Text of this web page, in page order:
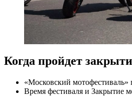
Когда пройдет
«Московский мотофестиваль»
Время фестиваля и Закрытие